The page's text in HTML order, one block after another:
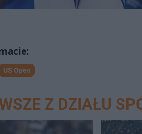
US Open
Z DZIAŁU